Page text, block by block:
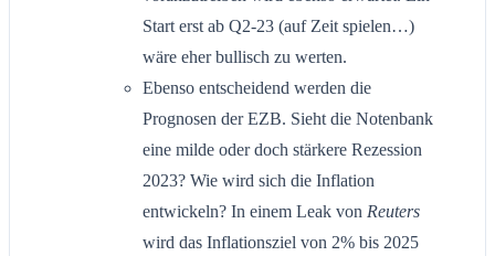
Start erst ab Q2-23 (auf Zeit spielen…)
wäre eher bullisch zu werten.
Ebenso entscheidend werden die
Prognosen der EZB. Sieht die Notenbank
eine milde oder doch stärkere Rezession
2023? Wie wird sich die Inflation
entwickeln? In einem Leak von Reuters
wird das Inflationsziel von 2% bis 2025